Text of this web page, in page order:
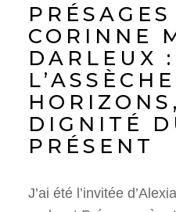
CORINNE
DARLEUX
DIGNITÉ
PRÉSENT
J’ai été l’invitée